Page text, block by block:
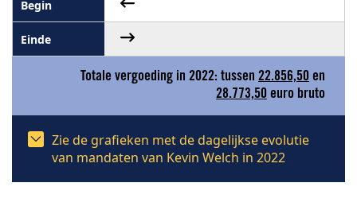
Totale vergoeding in 2022: tussen 22.856,50 en
28.773,50 euro bruto
Zie de grafieken met de dagelijkse evolutie
van mandaten van Kevin Welch in 2022